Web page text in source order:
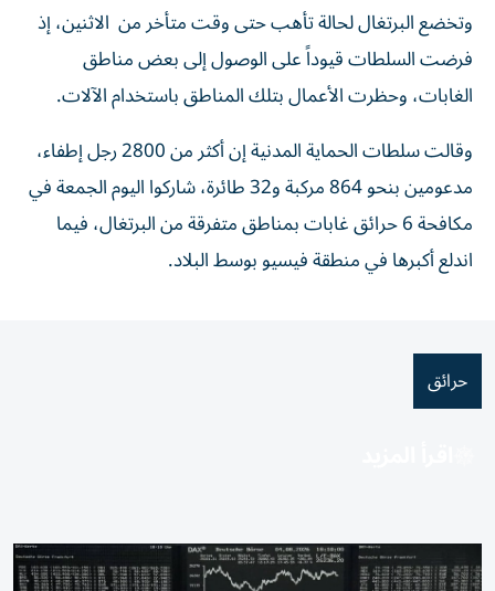
وتخضع البرتغال لحالة تأهب حتى وقت متأخر من الاثنين، إذ
فرضت السلطات قيوداً على الوصول إلى بعض مناطق
الغابات، وحظرت الأعمال بتلك المناطق باستخدام الآلات.
وقالت سلطات الحماية المدنية إن أكثر من 2800 رجل إطفاء،
مدعومين بنحو 864 مركبة و32 طائرة، شاركوا اليوم الجمعة في
مكافحة 6 حرائق غابات بمناطق متفرقة من البرتغال، فيما
اندلع أكبرها في منطقة فيسيو بوسط البلاد.
حرائق